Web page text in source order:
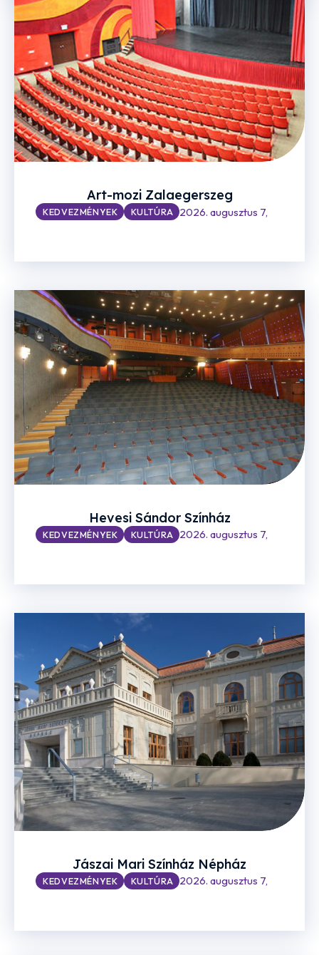
Art-mozi Zalaegerszeg
KEDVEZMÉNYEK KULTÚRA 2026. augusztus 7,
Hevesi Sándor Színház
KEDVEZMÉNYEK KULTÚRA 2026. augusztus 7,
Jászai Mari Színház Népház
KEDVEZMÉNYEK KULTÚRA 2026. augusztus 7,